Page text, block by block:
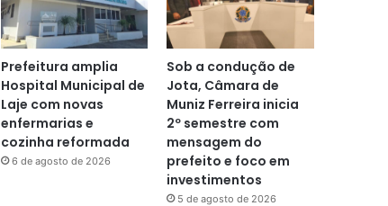
Prefeitura amplia
Hospital Municipal de
Laje com novas
enfermarias e
cozinha reformada
6 de agosto de 2026
Sob a condução de
Jota, Câmara de
Muniz Ferreira inicia
2º semestre com
mensagem do
prefeito e foco em
investimentos
5 de agosto de 2026